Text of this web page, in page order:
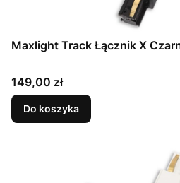
Maxlight Track Łącznik X
Cena
149,00 zł
Do koszyka